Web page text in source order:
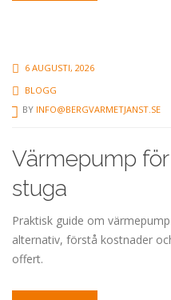
6 AUGUSTI, 2026
BLOGG
BY INFO@BERGVARMETJANST.SE
Värmepump
stuga
Praktisk guide om
alternativ, förstå kostnader
offert.